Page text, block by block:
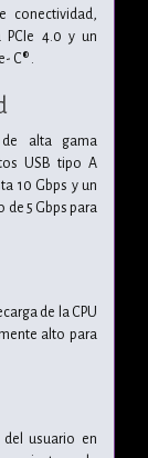
conectividad,
PCIe 4.0 y un
C® .
de alta gama
USB tipo A
10 Gbps y un
de 5 Gbps para
de la CPU
alto para
del usuario en